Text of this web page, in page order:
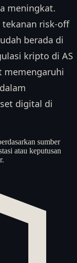
meningkat.
risk-off
berada di
kripto di AS
memengaruhi
digital di
sumber
atau keputusan